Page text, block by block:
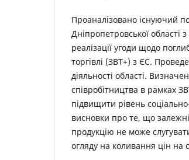
Проаналізовано існуючий
Дніпропетровської
реалізації угоди щодо
торгівлі (ЗВТ+) з ЄС.
діяльності області.
співробітництва в рамках
підвищити рівень
висновки про те, що
продукцію не може
огляду на коливання цін на